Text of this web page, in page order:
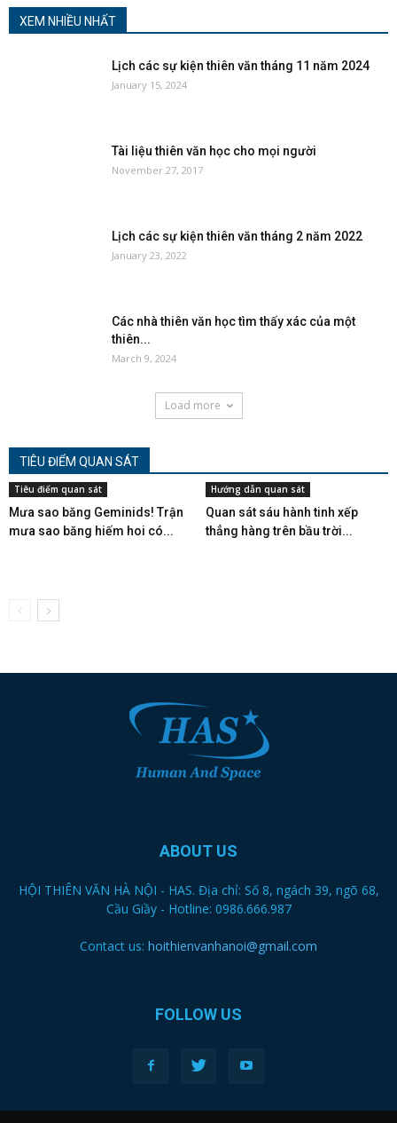
XEM NHIỀU NHẤT
Lịch các sự kiện thiên văn tháng 11 năm 2024
January 15, 2024
Tài liệu thiên văn học cho mọi người
November 27, 2017
Lịch các sự kiện thiên văn tháng 2 năm 2022
January 23, 2022
Các nhà thiên văn học tìm thấy xác của một
thiên...
March 9, 2024
Load more
TIÊU ĐIỂM QUAN SÁT
Tiêu điểm quan sát
Mưa sao băng Geminids! Trận
mưa sao băng hiếm hoi có...
Hướng dẫn quan sát
Quan sát sáu hành tinh xếp
thẳng hàng trên bầu trời...
ABOUT US
HỘI THIÊN VĂN HÀ NỘI - HAS. Địa chỉ: Số 8, ngách 39, ngõ 68,
Cầu Giầy - Hotline: 0986.666.987
Contact us: hoithienvanhanoi@gmail.com
FOLLOW US